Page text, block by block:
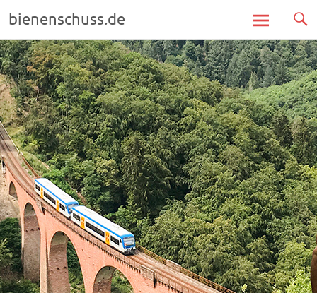
bienenschuss.de
Zum
Inhalt
springen